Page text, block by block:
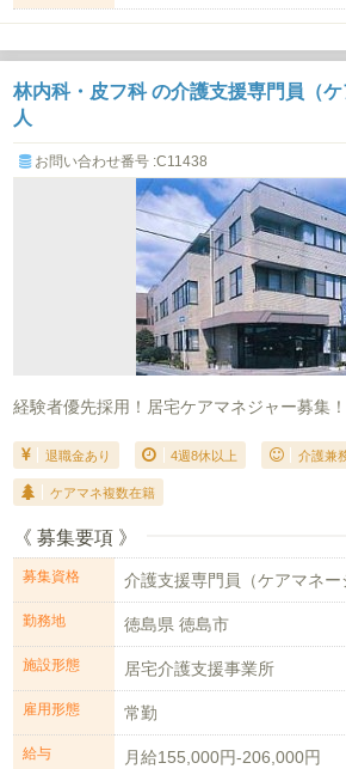
林内科・皮フ科 の介護支援専門員（
人
お問い合わせ番号 :C11438
経験者優先採用！居宅ケアマネジャー募集！
退職金あり 4週8休以上 介護兼
ケアマネ複数在籍
《 募集要項 》
募集資格 介護支援専門員（ケアマネー
勤務地 徳島県 徳島市
施設形態 居宅介護支援事業所
雇用形態 常勤
給与
月給155,000円-206,000円